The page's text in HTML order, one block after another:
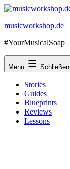
Zum
springen
musicworkshop.de
#YourMusicalSoap
Menü Schließen
Stories
Guides
Blueprints
Reviews
Lessons